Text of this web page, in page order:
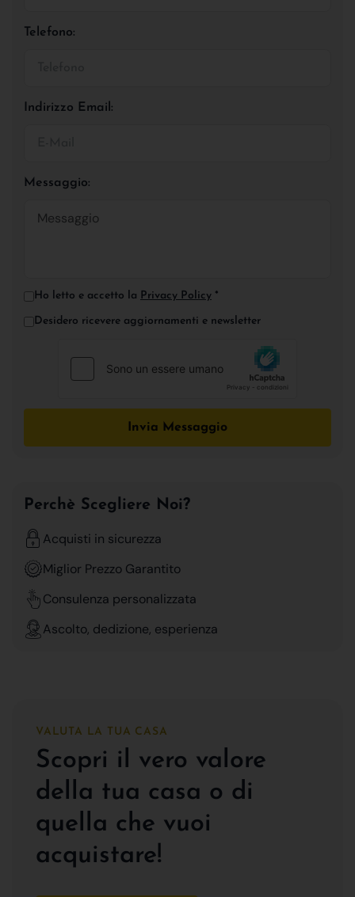
Telefono:
Indirizzo Email:
Messaggio:
Ho letto e accetto la Privacy Policy *
Desidero ricevere aggiornamenti e newsletter
Invia Messaggio
Perchè Scegliere Noi?
Acquisti in sicurezza
Miglior Prezzo Garantito
Consulenza personalizzata
Ascolto, dedizione, esperienza
VALUTA LA TUA CASA
Scopri il vero valore
della tua casa o di
quella che vuoi
acquistare!